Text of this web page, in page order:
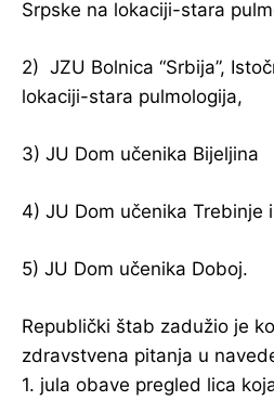
Srpske na lokaciji-stara
2) JZU Bolnica “Srbija”,
lokaciji-stara pulmologija,
3) JU Dom učenika Bijeljina
4) JU Dom učenika Trebinje i
5) JU Dom učenika Doboj.
Republički štab zadužio je
zdravstvena pitanja u
1. jula obave pregled lica